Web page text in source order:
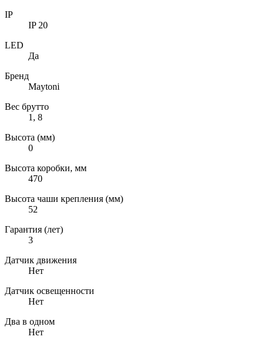
IP
IP 20
LED
Да
Бренд
Maytoni
Вес брутто
1, 8
Высота (мм)
0
Высота коробки, мм
470
Высота чаши крепления (мм)
52
Гарантия (лет)
3
Датчик движения
Нет
Датчик освещенности
Нет
Два в одном
Нет